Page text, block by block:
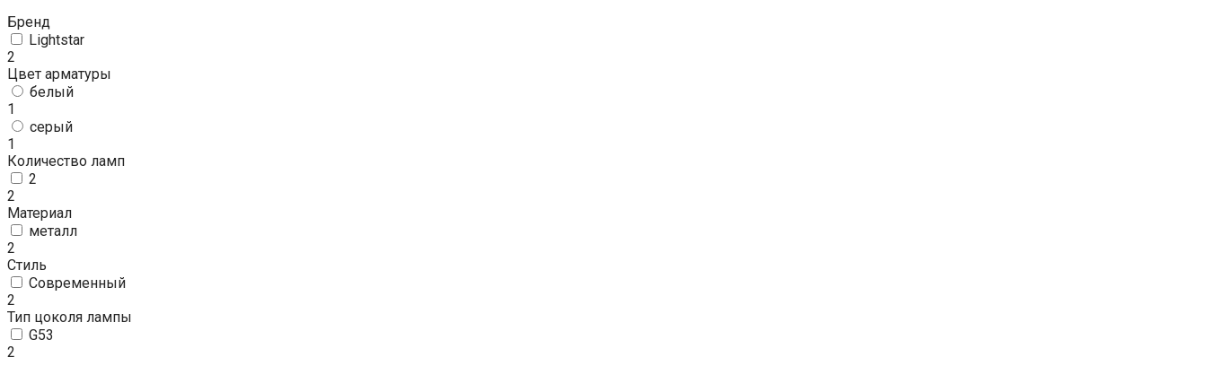
Бренд
Lightstar
2
Цвет арматуры
белый
1
серый
1
Количество ламп
2
2
Материал
металл
2
Стиль
Современный
2
Тип цоколя лампы
G53
2